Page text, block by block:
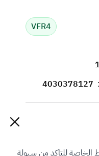
VFR4
4030378127
الخاصة للتاكد من سهولة